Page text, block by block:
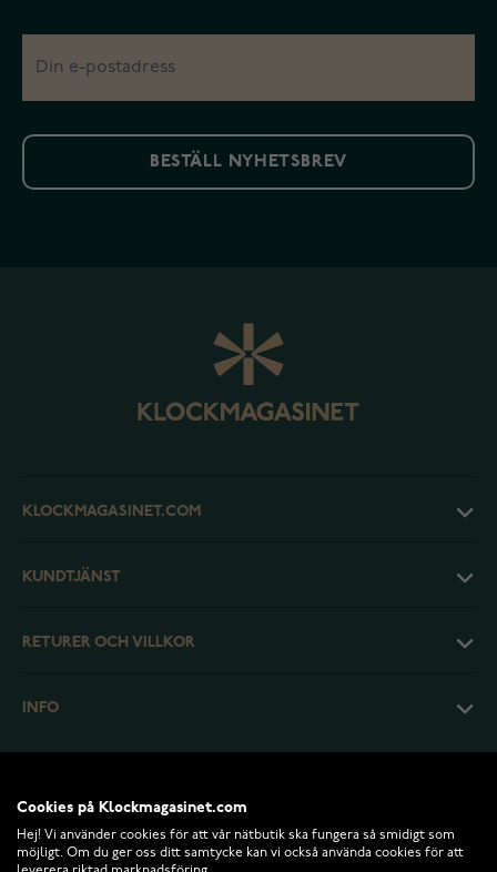
BESTÄLL NYHETSBREV
KLOCKMAGASINET.COM
KUNDTJÄNST
RETURER OCH VILLKOR
INFO
Cookies på Klockmagasinet.com
Hej! Vi använder cookies för att vår nätbutik ska fungera så smidigt som
möjligt. Om du ger oss ditt samtycke kan vi också använda cookies för att